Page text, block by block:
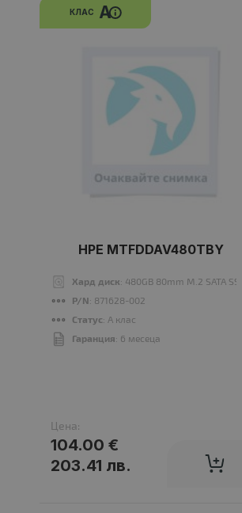
КЛАС A
HPE MTFDDAV480TBY
Хард диск: 480GB 80mm M.2 SATA SSD
P/N: 871628-002
Статус: A клас
Гаранция: 6 месеца
Цена:
104.00 €
203.41 лв.